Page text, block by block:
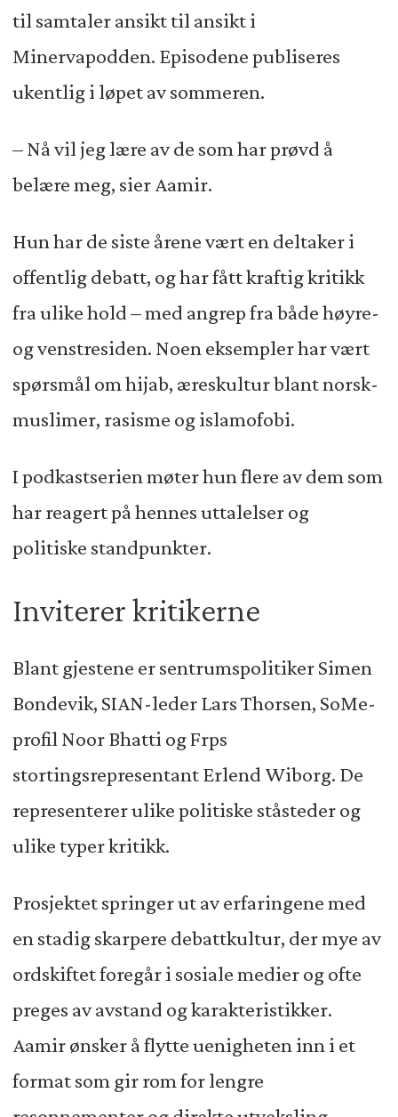
til samtaler ansikt til ansikt i
Minervapodden. Episodene publiseres
ukentlig i løpet av sommeren.
– Nå vil jeg lære av de som har prøvd å
belære meg, sier Aamir.
Hun har de siste årene vært en deltaker i
offentlig debatt, og har fått kraftig kritikk
fra ulike hold – med angrep fra både høyre-
og venstresiden. Noen eksempler har vært
spørsmål om hijab, æreskultur blant norsk-
muslimer, rasisme og islamofobi.
I podkastserien møter hun flere av dem som
har reagert på hennes uttalelser og
politiske standpunkter.
Inviterer kritikerne
Blant gjestene er sentrumspolitiker Simen
Bondevik, SIAN-leder Lars Thorsen, SoMe-
profil Noor Bhatti og Frps
stortingsrepresentant Erlend Wiborg. De
representerer ulike politiske ståsteder og
ulike typer kritikk.
Prosjektet springer ut av erfaringene med
en stadig skarpere debattkultur, der mye av
ordskiftet foregår i sosiale medier og ofte
preges av avstand og karakteristikker.
Aamir ønsker å flytte uenigheten inn i et
format som gir rom for lengre